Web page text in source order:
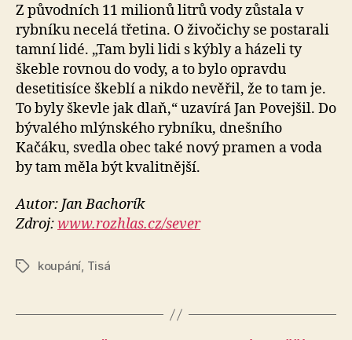
Z původních 11 milionů litrů vody zůstala v
rybníku necelá třetina. O živočichy se postarali
tamní lidé. „Tam byli lidi s kýbly a házeli ty
škeble rovnou do vody, a to bylo opravdu
desetitisíce škeblí a nikdo nevěřil, že to tam je.
To byly škevle jak dlaň,“ uzavírá Jan Povejšil. Do
bývalého mlýnského rybníku, dnešního
Kačáku, svedla obec také nový pramen a voda
by tam měla být kvalitnější.
Autor: Jan Bachorík
Zdroj:www.rozhlas.cz/sever
Štítkykoupání, Tisá